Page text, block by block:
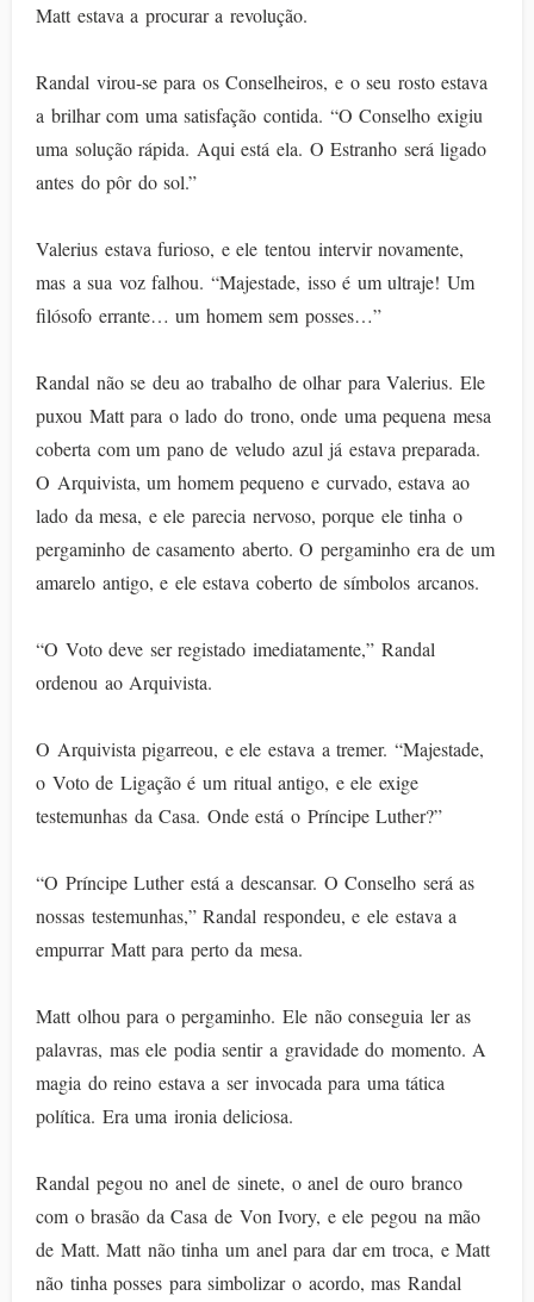
Matt estava a procurar a revolução.
Randal virou-se para os Conselheiros, e o seu rosto estava
a brilhar com uma satisfação contida. “O Conselho exigiu
uma solução rápida. Aqui está ela. O Estranho será ligado
antes do pôr do sol.”
Valerius estava furioso, e ele tentou intervir novamente,
mas a sua voz falhou. “Majestade, isso é um ultraje! Um
filósofo errante… um homem sem posses…”
Randal não se deu ao trabalho de olhar para Valerius. Ele
puxou Matt para o lado do trono, onde uma pequena mesa
coberta com um pano de veludo azul já estava preparada.
O Arquivista, um homem pequeno e curvado, estava ao
lado da mesa, e ele parecia nervoso, porque ele tinha o
pergaminho de casamento aberto. O pergaminho era de um
amarelo antigo, e ele estava coberto de símbolos arcanos.
“O Voto deve ser registado imediatamente,” Randal
ordenou ao Arquivista.
O Arquivista pigarreou, e ele estava a tremer. “Majestade,
o Voto de Ligação é um ritual antigo, e ele exige
testemunhas da Casa. Onde está o Príncipe Luther?”
“O Príncipe Luther está a descansar. O Conselho será as
nossas testemunhas,” Randal respondeu, e ele estava a
empurrar Matt para perto da mesa.
Matt olhou para o pergaminho. Ele não conseguia ler as
palavras, mas ele podia sentir a gravidade do momento. A
magia do reino estava a ser invocada para uma tática
política. Era uma ironia deliciosa.
Randal pegou no anel de sinete, o anel de ouro branco
com o brasão da Casa de Von Ivory, e ele pegou na mão
de Matt. Matt não tinha um anel para dar em troca, e Matt
não tinha posses para simbolizar o acordo, mas Randal